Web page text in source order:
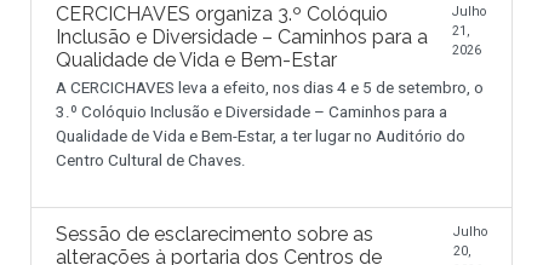
CERCICHAVES organiza 3.º Colóquio
Inclusão e Diversidade – Caminhos para a
Qualidade de Vida e Bem-Estar
Julho
21,
2026
A CERCICHAVES leva a efeito, nos dias 4 e 5 de setembro, o
3.º Colóquio Inclusão e Diversidade – Caminhos para a
Qualidade de Vida e Bem-Estar, a ter lugar no Auditório do
Centro Cultural de Chaves.
Sessão de esclarecimento sobre as
alterações à portaria dos Centros de
Julho
20,